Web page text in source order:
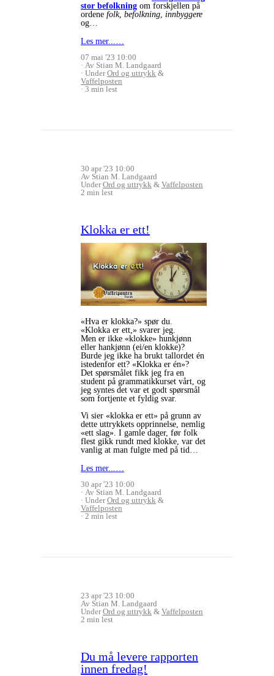
stor befolkning om forskjellen på
ordene folk, befolkning, innbyggere
og…
Les mer...…
07 mai '23 10:00
Av Stian M. Landgaard
UnderOrd og uttrykk &
Vaffelposten
3 min lest
30 apr '23 10:00
Av Stian M. Landgaard
UnderOrd og uttrykk & Vaffelposten
2 min lest
Klokka er ett!
«Hva er klokka?» spør du.
«Klokka er ett,» svarer jeg.
Men er ikke «klokke» hunkjønn
eller hankjønn (ei/en klokke)?
Burde jeg ikke ha brukt tallordet én
istedenfor ett? «Klokka er én»?
Det spørsmålet fikk jeg fra en
student på grammatikkurset vårt, og
jeg syntes det var et godt spørsmål
som fortjente et fyldig svar.
Vi sier «klokka er ett» på grunn av
dette uttrykkets opprinnelse, nemlig
«ett slag». I gamle dager, før folk
flest gikk rundt med klokke, var det
vanlig at man fulgte med på tid…
Les mer...…
30 apr '23 10:00
Av Stian M. Landgaard
UnderOrd og uttrykk &
Vaffelposten
2 min lest
23 apr '23 10:00
Av Stian M. Landgaard
UnderOrd og uttrykk & Vaffelposten
2 min lest
Du må levere rapporten
innen fredag!